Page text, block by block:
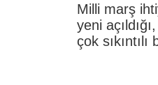
Milli marş
yeni
çok